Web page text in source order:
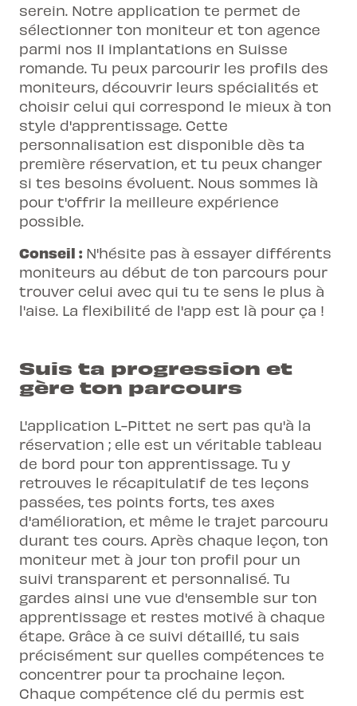
serein. Notre application te permet de
sélectionner ton moniteur et ton agence
parmi nos 11 implantations en Suisse
romande. Tu peux parcourir les profils des
moniteurs, découvrir leurs spécialités et
choisir celui qui correspond le mieux à ton
style d'apprentissage. Cette
personnalisation est disponible dès ta
première réservation, et tu peux changer
si tes besoins évoluent. Nous sommes là
pour t'offrir la meilleure expérience
possible.
Conseil : N'hésite pas à essayer différents
moniteurs au début de ton parcours pour
trouver celui avec qui tu te sens le plus à
l'aise. La flexibilité de l'app est là pour ça !
Suis ta progression et
gère ton parcours
L'application L-Pittet ne sert pas qu'à la
réservation ; elle est un véritable tableau
de bord pour ton apprentissage. Tu y
retrouves le récapitulatif de tes leçons
passées, tes points forts, tes axes
d'amélioration, et même le trajet parcouru
durant tes cours. Après chaque leçon, ton
moniteur met à jour ton profil pour un
suivi transparent et personnalisé. Tu
gardes ainsi une vue d'ensemble sur ton
apprentissage et restes motivé à chaque
étape. Grâce à ce suivi détaillé, tu sais
précisément sur quelles compétences te
concentrer pour ta prochaine leçon.
Chaque compétence clé du permis est